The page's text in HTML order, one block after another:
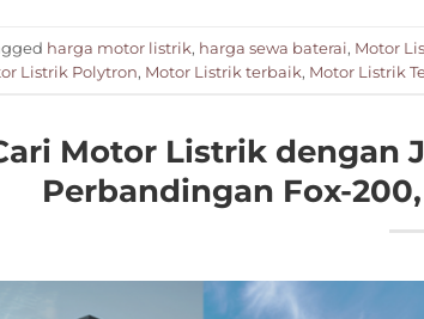
harga motor listrik, harga sewa baterai, Motor
Listrik Polytron, Motor Listrik terbaik, Motor Listrik
Motor Listrik dengan
Perbandingan Fox-